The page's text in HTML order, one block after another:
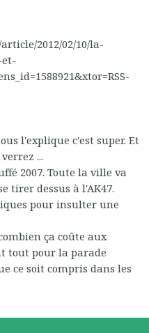
2012/02/10/la-
l'explique c'est super. Et
...
2007. Toute la ville va
tirer dessus à l'AK47.
pour insulter une
ça coûte aux
tout pour la parade
ce soit compris dans les